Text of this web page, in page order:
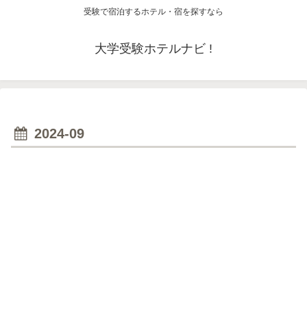
受験で宿泊するホテル・宿を探すなら
大学受験ホテルナビ !
2024-09